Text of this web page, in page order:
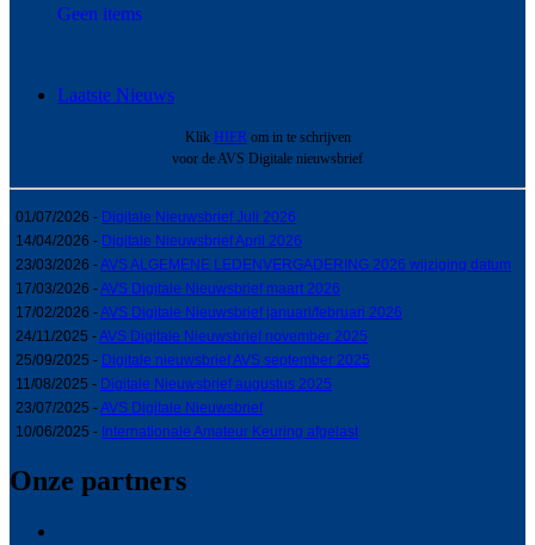
Geen items
Laatste Nieuws
Klik HIERom in te schrijven
voor de AVS Digitale nieuwsbrief
01/07/2026 - Digitale Nieuwsbrief Juli 2026
14/04/2026 - Digitale Nieuwsbrief April 2026
23/03/2026 -AVS ALGEMENE LEDENVERGADERING 2026 wijziging datum
17/03/2026 -AVS Digitale Nieuwsbrief maart 2026
17/02/2026 -AVS Digitale Nieuwsbrief januari/februari 2026
24/11/2025 -AVS Digitale Nieuwsbrief november 2025
25/09/2025 - Digitale nieuwsbrief AVS september 2025
11/08/2025 - Digitale Nieuwsbrief augustus 2025
23/07/2025 -AVS Digitale Nieuwsbrief
10/06/2025 - Internationale Amateur Keuring afgelast
Onze partners